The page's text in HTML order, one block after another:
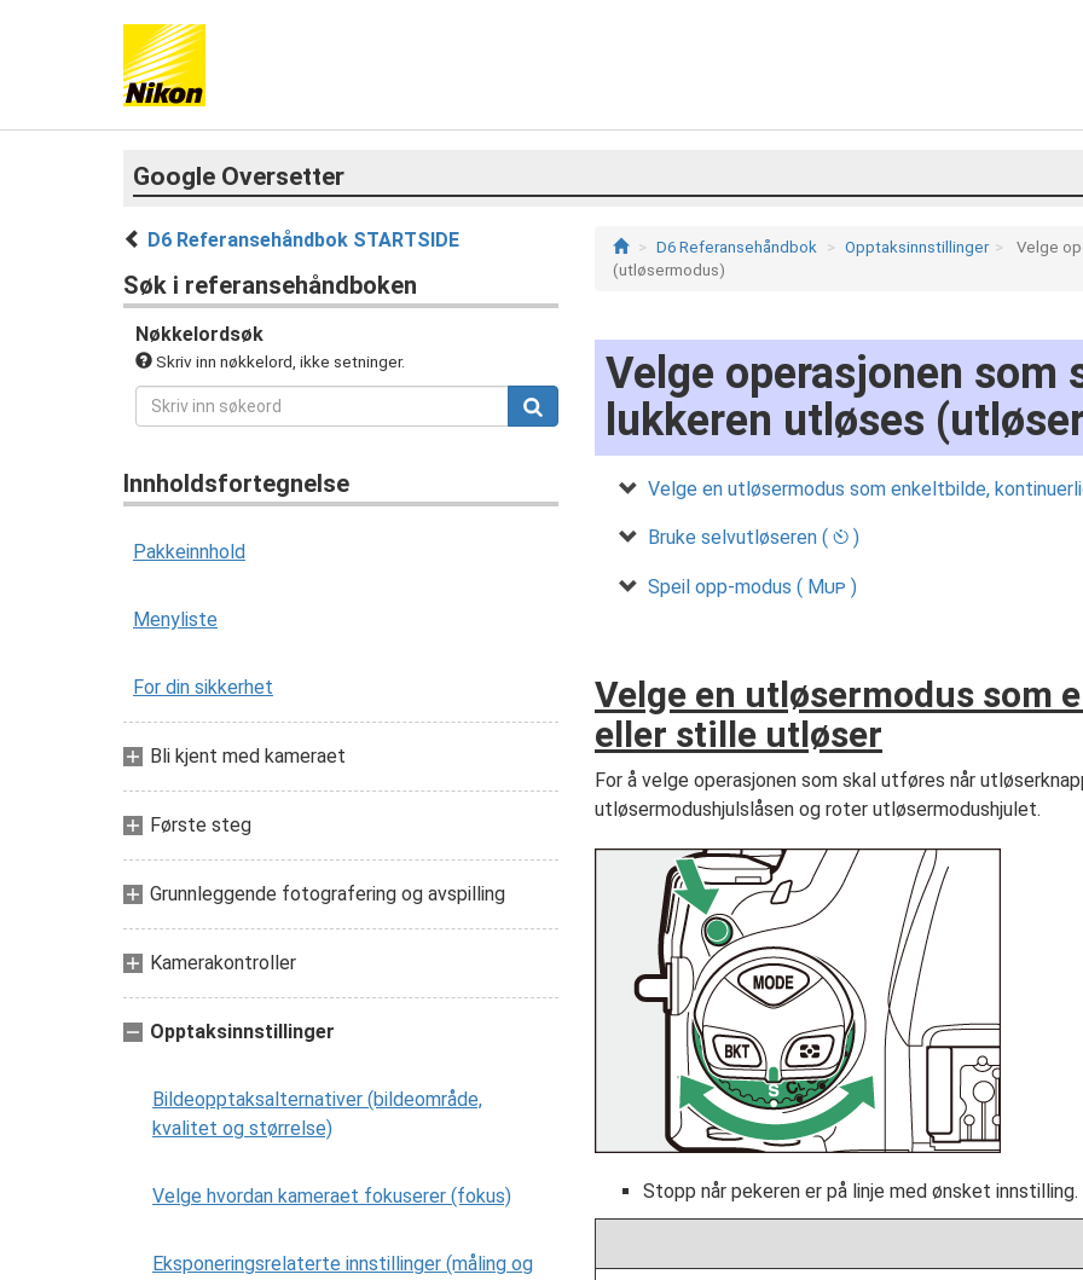
Google Oversetter
D6 Referansehåndbok STARTSIDE
Søk i referansehåndboken
Nøkkelordsøk
Skriv inn nøkkelord, ikke setninger.
Innholdsfortegnelse
Pakkeinnhold
Menyliste
For din sikkerhet
Bli kjent med kameraet
Første steg
Grunnleggende fotografering og avspilling
Kamerakontroller
Opptaksinnstillinger
Bildeopptaksalternativer (bildeområde,
kvalitet og størrelse)
Velge hvordan kameraet fokuserer (fokus)
Eksponeringsrelaterte innstillinger (måling og
D6 Referansehåndbok Opptaksinnstillinger
Velge
(utløsermodus)
Velge operasjonen som
lukkeren utløses
Velge en utløsermodus som enkeltbilde,
Bruke selvutløseren ( E )
Speil opp-modus ( Mup )
Velge en utløsermodus som
eller stille utløser
For å velge operasjonen som skal utføres når
utløsermodushjulslåsen og roter utløsermodushjulet.
Stopp når pekeren er på linje med ønsket innstilling.